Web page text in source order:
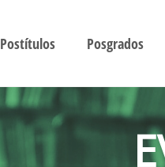
Postítulos Posgrados